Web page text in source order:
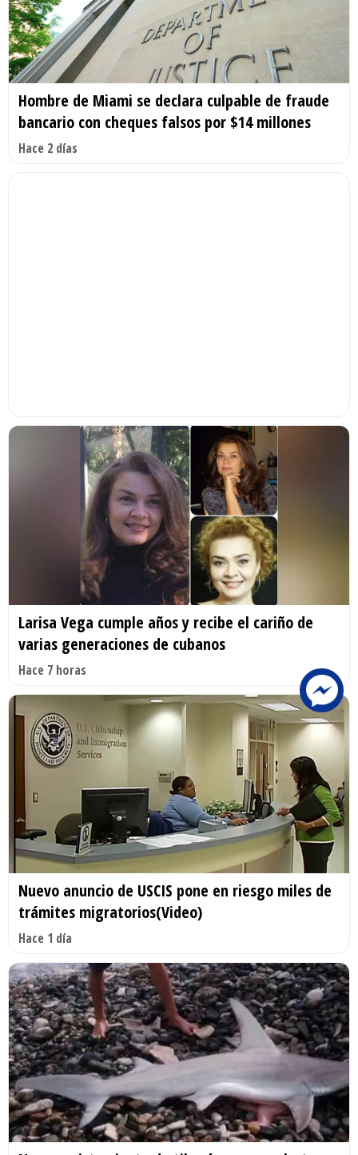
Hombre de Miami se declara culpable de fraude
bancario con cheques falsos por $14 millones
Hace 2 días
Larisa Vega cumple años y recibe el cariño de
varias generaciones de cubanos
Hace 7 horas
Nuevo anuncio de USCIS pone en riesgo miles de
trámites migratorios(Video)
Hace 1 día